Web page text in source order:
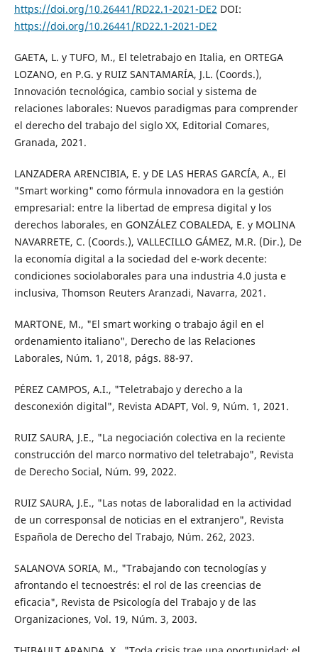
https://doi.org/10.26441/RD22.1-2021-DE2 DOI:
https://doi.org/10.26441/RD22.1-2021-DE2
GAETA, L. y TUFO, M., El teletrabajo en Italia, en ORTEGA
LOZANO, en P.G. y RUIZ SANTAMARÍA, J.L. (Coords.),
Innovación tecnológica, cambio social y sistema de
relaciones laborales: Nuevos paradigmas para comprender
el derecho del trabajo del siglo XX, Editorial Comares,
Granada, 2021.
LANZADERA ARENCIBIA, E. y DE LAS HERAS GARCÍA, A., El
"Smart working" como fórmula innovadora en la gestión
empresarial: entre la libertad de empresa digital y los
derechos laborales, en GONZÁLEZ COBALEDA, E. y MOLINA
NAVARRETE, C. (Coords.), VALLECILLO GÁMEZ, M.R. (Dir.), De
la economía digital a la sociedad del e-work decente:
condiciones sociolaborales para una industria 4.0 justa e
inclusiva, Thomson Reuters Aranzadi, Navarra, 2021.
MARTONE, M., "El smart working o trabajo ágil en el
ordenamiento italiano", Derecho de las Relaciones
Laborales, Núm. 1, 2018, págs. 88-97.
PÉREZ CAMPOS, A.I., "Teletrabajo y derecho a la
desconexión digital", Revista ADAPT, Vol. 9, Núm. 1, 2021.
RUIZ SAURA, J.E., "La negociación colectiva en la reciente
construcción del marco normativo del teletrabajo", Revista
de Derecho Social, Núm. 99, 2022.
RUIZ SAURA, J.E., "Las notas de laboralidad en la actividad
de un corresponsal de noticias en el extranjero", Revista
Española de Derecho del Trabajo, Núm. 262, 2023.
SALANOVA SORIA, M., "Trabajando con tecnologías y
afrontando el tecnoestrés: el rol de las creencias de
eficacia", Revista de Psicología del Trabajo y de las
Organizaciones, Vol. 19, Núm. 3, 2003.